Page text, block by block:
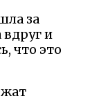
за
вдруг и
что это